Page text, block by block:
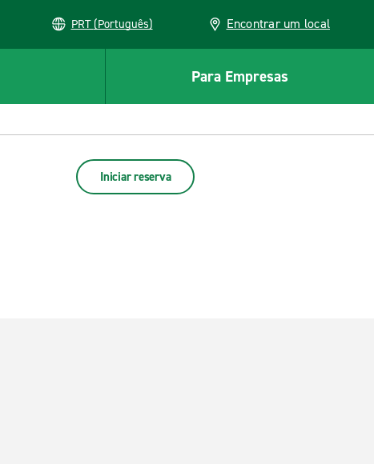
PRT (Português) Encontrar um local
Para Empresas
Iniciar reserva